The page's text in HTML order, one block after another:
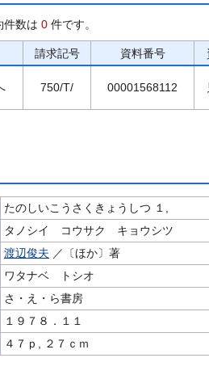
件数は 0 件です。
請求記号 資料番号
750/T/ 00001568112
たのしいこうさくきょうしつ １,
タノシイ コウサク キョウシツ
渡辺俊夫 ／〔ほか〕著
ワタナベ トシオ
さ・え・ら書房
１９７８．１１
４７ｐ, ２７ｃｍ